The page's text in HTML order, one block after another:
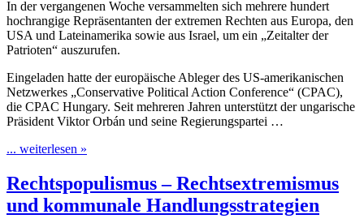
In der vergangenen Woche versammelten sich mehrere hundert
hochrangige Repräsentanten der extremen Rechten aus Europa, den
USA und Lateinamerika sowie aus Israel, um ein „Zeitalter der
Patrioten“ auszurufen.
Eingeladen hatte der europäische Ableger des US-amerikanischen
Netzwerkes „Conservative Political Action Conference“ (CPAC),
die CPAC Hungary. Seit mehreren Jahren unterstützt der ungarische
Präsident Viktor Orbán und seine Regierungspartei …
... weiterlesen »
Rechtspopulismus – Rechtsextremismus
und kommunale Handlungsstrategien